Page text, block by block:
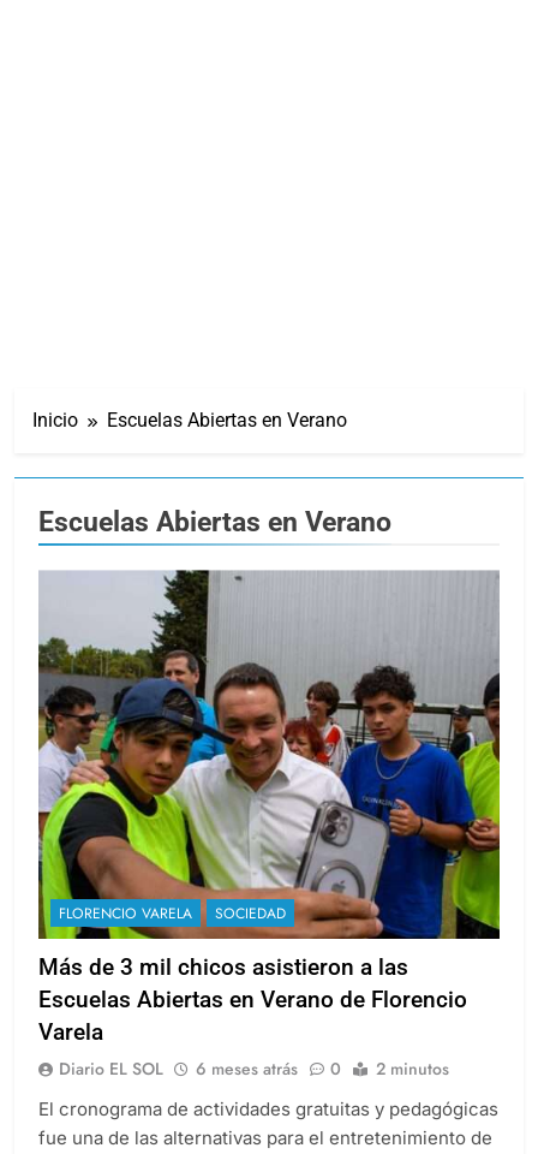
Inicio Escuelas Abiertas en Verano
Escuelas Abiertas en Verano
FLORENCIO VARELA SOCIEDAD
Más de 3 mil chicos asistieron a las
Escuelas Abiertas en Verano de Florencio
Varela
Diario EL SOL 6 meses atrás 0 2 minutos
El cronograma de actividades gratuitas y pedagógicas
fue una de las alternativas para el entretenimiento de